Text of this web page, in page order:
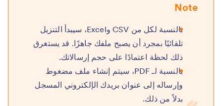
Note
بالنسبة لكل من CSV وExcel، سيبدأ التنزيل
تلقائيًا بمجرد أن يصبح ملفك جاهزًا. قد يستغرق
ذلك لحظة اعتمادًا على حجم إرسالاتك.
بالنسبة لـ PDF، سيتم إنشاء ملف مضغوط
وإرساله إلى عنوان بريدك الإلكتروني المسجل
بدلاً من ذلك.